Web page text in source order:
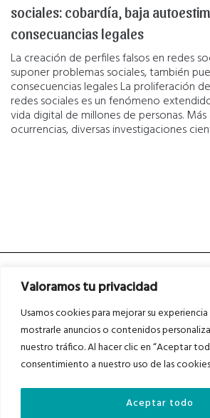
Valoramos tu privacidad
Usamos cookies para mejorar su
mostrarle anuncios o contenidos
nuestro tráfico. Al hacer clic en “Aceptar
consentimiento a nuestro uso de las
Aceptar todo
sociales: cobardía, baja
consecuancias legales
La creación de perfiles falsos en redes
suponer problemas sociales, también
consecuencias legales La proliferación
redes sociales es un fenómeno
vida digital de millones de personas.
ocurrencias, diversas investigaciones
Asociados a
Auditados por